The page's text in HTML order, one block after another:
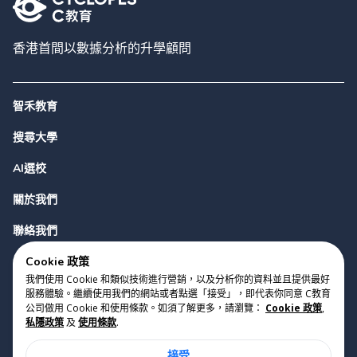
香港首間以數據分析的升學顧問
智禾教育
搜尋大學
AI選校
關於我們
聯絡我們
版權 2023 Cyclopes® •
Cookie 政策
我們使用 Cookie 和類似技術進行營銷，以及分析你的資料並且提供最好
服務體驗。繼續使用我們的網站或者點選「接受」，即代表你同意 C教育
公司做用 Cookie 和使用條款。如須了解更多，請瀏覽： Cookie 政策,
私隱政策及 使用條款.